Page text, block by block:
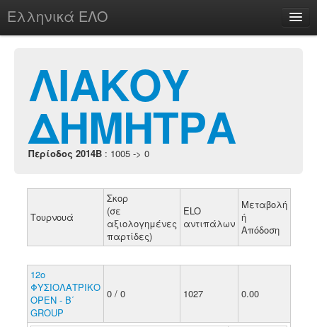
Ελληνικά ΕΛΟ
chesstu.be @ discord
Login
ΛΙΑΚΟΥ
ΔΗΜΗΤΡΑ
Περίοδος 2014B : 1005 -> 0
Τουρνουά
Σκορ
(σε
αξιολογημένες
παρτίδες)
ELO
αντιπάλων
Μεταβολή
ή
Απόδοση
12ο
ΦΥΣΙΟΛΑΤΡΙΚΟ
ΟΡΕΝ - B΄
GROUP
0 / 0 1027 0.00